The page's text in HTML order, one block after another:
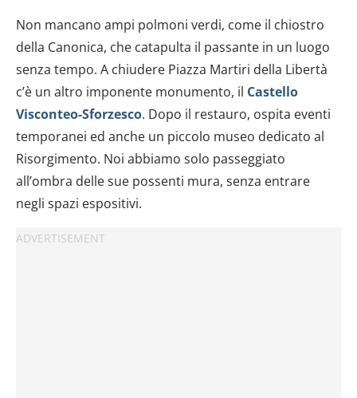
Non mancano ampi polmoni verdi, come il chiostro
della Canonica, che catapulta il passante in un luogo
senza tempo. A chiudere Piazza Martiri della Libertà
c’è un altro imponente monumento, il Castello
Visconteo-Sforzesco. Dopo il restauro, ospita eventi
temporanei ed anche un piccolo museo dedicato al
Risorgimento. Noi abbiamo solo passeggiato
all’ombra delle sue possenti mura, senza entrare
negli spazi espositivi.